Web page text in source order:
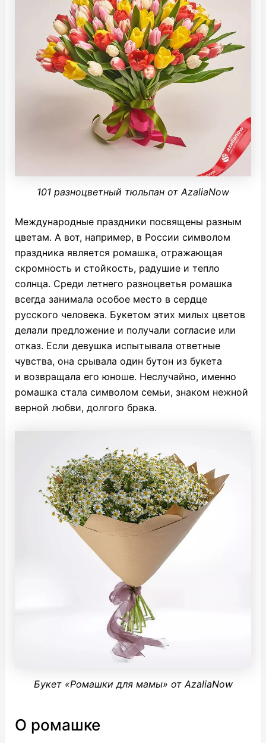
101 разноцветный тюльпан от AzaliaNow
Международные праздники посвящены разным
цветам. А вот, например, в России символом
праздника является ромашка, отражающая
скромность и стойкость, радушие и тепло
солнца. Среди летнего разноцветья ромашка
всегда занимала особое место в сердце
русского человека. Букетом этих милых цветов
делали предложение и получали согласие или
отказ. Если девушка испытывала ответные
чувства, она срывала один бутон из букета
и возвращала его юноше. Неслучайно, именно
ромашка стала символом семьи, знаком нежной
верной любви, долгого брака.
Букет «Ромашки для мамы» от AzaliaNow
О ромашке